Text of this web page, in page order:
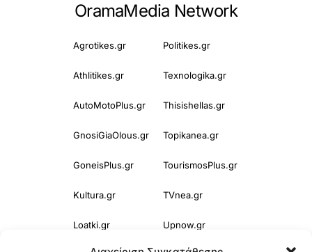
OramaMedia Network
Agrotikes.gr Politikes.gr
Athlitikes.gr Texnologika.gr
AutoMotoPlus.gr Thisishellas.gr
GnosiGiaOlous.gr Topikanea.gr
GoneisPlus.gr TourismosPlus.gr
Kultura.gr TVnea.gr
Loatki.gr Upnow.gr